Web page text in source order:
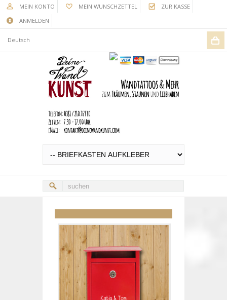
MEIN KONTO MEIN WUNSCHZETTEL
ZUR KASSE
ANMELDEN
Deutsch